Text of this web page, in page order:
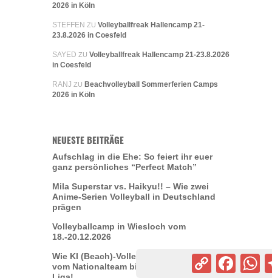
2026 in Köln
STEFFEN ZU Volleyballfreak Hallencamp 21-
23.8.2026 in Coesfeld
SAYED ZU Volleyballfreak Hallencamp 21-23.8.2026
in Coesfeld
RANJ ZU Beachvolleyball Sommerferien Camps
2026 in Köln
NEUESTE BEITRÄGE
Aufschlag in die Ehe: So feiert ihr euer
ganz persönliches “Perfect Match”
Mila Superstar vs. Haikyu!! – Wie zwei
Anime-Serien Volleyball in Deutschland
prägen
Volleyballcamp in Wiesloch vom
18.-20.12.2026
Wie KI (Beach)-Volleyball revolutioniert –
vom Nationalteam bis in deine Freizeit-
Copy
Link
Facebook